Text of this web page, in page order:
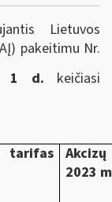
Lietuvos
pakeitimu Nr.
1 d. keičiasi
2023